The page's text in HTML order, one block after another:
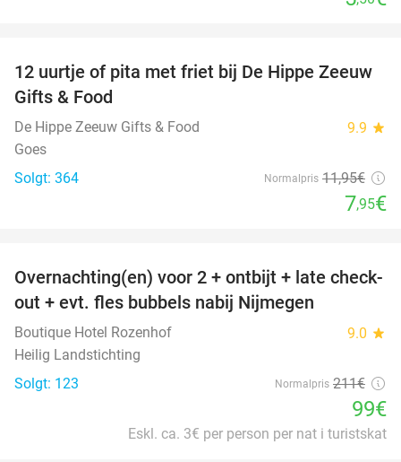
33%
12 uurtje of pita met friet bij De Hippe Zeeuw
Gifts & Food
De Hippe Zeeuw Gifts & Food 9.9 star
Goes
Solgt: 364
Normalpris 11,95€
7,95€
53%
Overnachting(en) voor 2 + ontbijt + late check-
out + evt. fles bubbels nabij Nijmegen
Boutique Hotel Rozenhof 9.0 star
Heilig Landstichting
Solgt: 123
Normalpris 211€
99€
Eskl. ca. 3€ per person per nat i turistskat